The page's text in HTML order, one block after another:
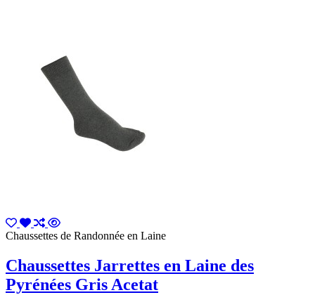
Chaussettes de Randonnée en Laine
Chaussettes Jarrettes en Laine des
Pyrénées Gris Acetat